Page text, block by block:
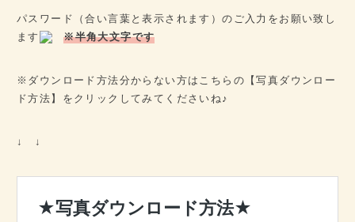
パスワード（合い言葉と表示されます）のご入力をお願い致し
ます
※半角大文字です
※ダウンロード方法分からない方はこちらの【写真ダウンロー
ド方法】をクリックしてみてくださいね♪
↓ ↓